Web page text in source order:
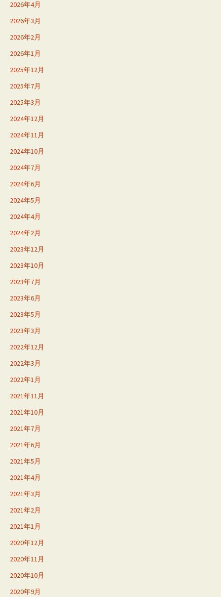
2026年4月
2026年3月
2026年2月
2026年1月
2025年12月
2025年7月
2025年3月
2024年12月
2024年11月
2024年10月
2024年7月
2024年6月
2024年5月
2024年4月
2024年2月
2023年12月
2023年10月
2023年7月
2023年6月
2023年5月
2023年3月
2022年12月
2022年3月
2022年1月
2021年11月
2021年10月
2021年7月
2021年6月
2021年5月
2021年4月
2021年3月
2021年2月
2021年1月
2020年12月
2020年11月
2020年10月
2020年9月